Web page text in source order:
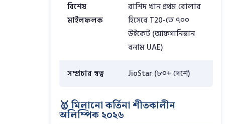
বিশেষ
মাইলফলক
রাশিদ খান প্রথম বোলার
হিসেবে T20-তে ৭০০
উইকেট (আফগানিস্তান
বনাম UAE)
সম্প্রচার স্বত্ব JioStar (৮০+ দেশে)
🥇 মিলানো কর্তিনা শীতকালীন
অলিম্পিক ২০২৬